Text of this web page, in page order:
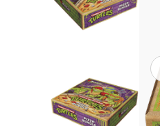
Muñecas
Peluches
Vehículos y Pistas